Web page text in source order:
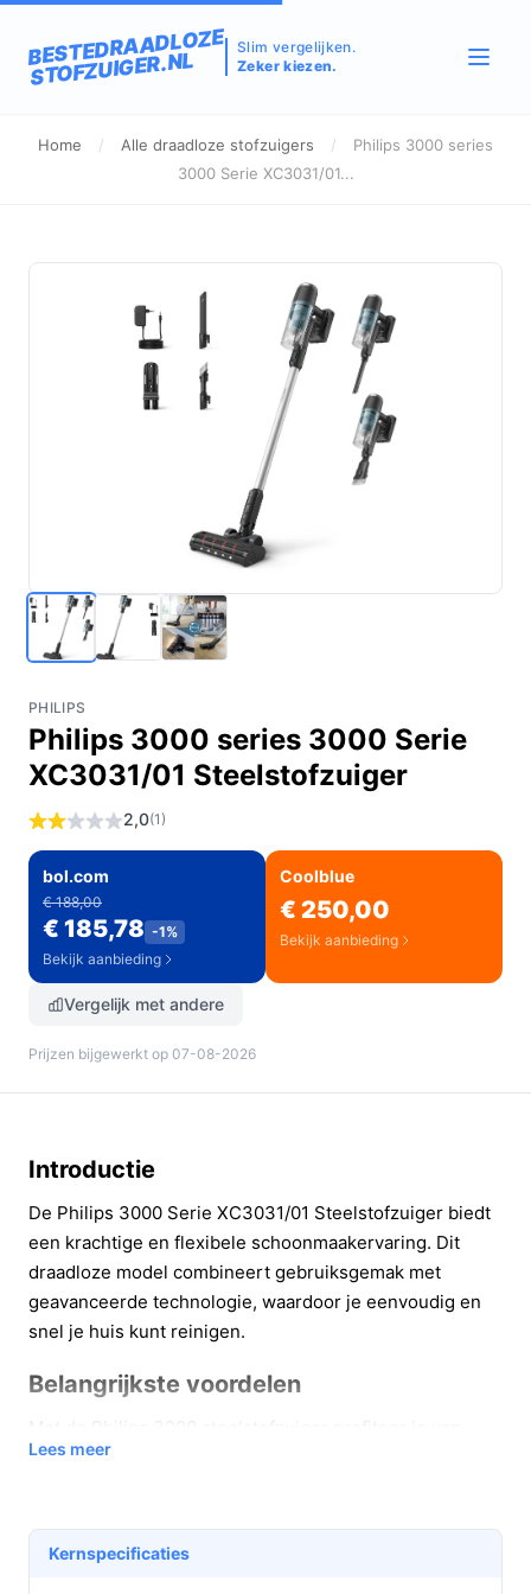
BESTEDRAADLOZE
STOFZUIGER.NL
Slim vergelijken.
Zeker kiezen.
Home / Alle draadloze stofzuigers /
Philips 3000 series
3000 Serie XC3031/01...
PHILIPS
Philips 3000 series 3000 Serie
XC3031/01 Steelstofzuiger
2,0(1)
bol.com
€ 188,00
€ 185,78 -1%
Bekijk aanbieding
Coolblue
€ 250,00
Bekijk aanbieding
Vergelijk met andere
Prijzen bijgewerkt op 07-08-2026
Introductie
De Philips 3000 Serie XC3031/01 Steelstofzuiger biedt
een krachtige en flexibele schoonmaakervaring. Dit
draadloze model combineert gebruiksgemak met
geavanceerde technologie, waardoor je eenvoudig en
snel je huis kunt reinigen.
Belangrijkste voordelen
meerdere praktische voordelen die het schoonmaken
Krachtige zuigkracht:De PowerCyclone 8-
technologie zorgt voor een sterke zuigkracht, tot
Lees meer
Kernspecificaties